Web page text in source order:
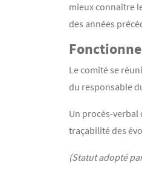
mieux connaître
des années
Le comité se
du responsable
Un procès-verbal
traçabilité des
(Statut adopté